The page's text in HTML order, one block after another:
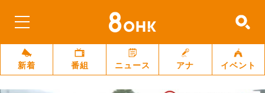
新着 番組 ニュース アナ イベント